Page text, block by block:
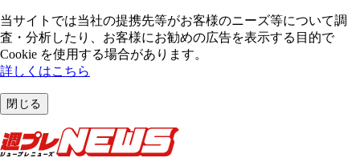
当サイトでは当社の提携先等がお客様のニーズ等について調
査・分析したり、お客様にお勧めの広告を表⽰する⽬的で
Cookie を使⽤する場合があります。
詳しくはこちら
閉じる